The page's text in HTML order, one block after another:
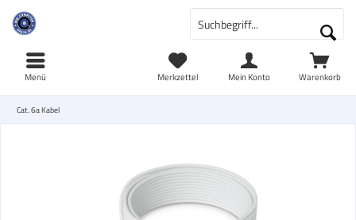
Warenkorb
Merkzettel Mein Konto
Menü
Cat. 6a Kabel